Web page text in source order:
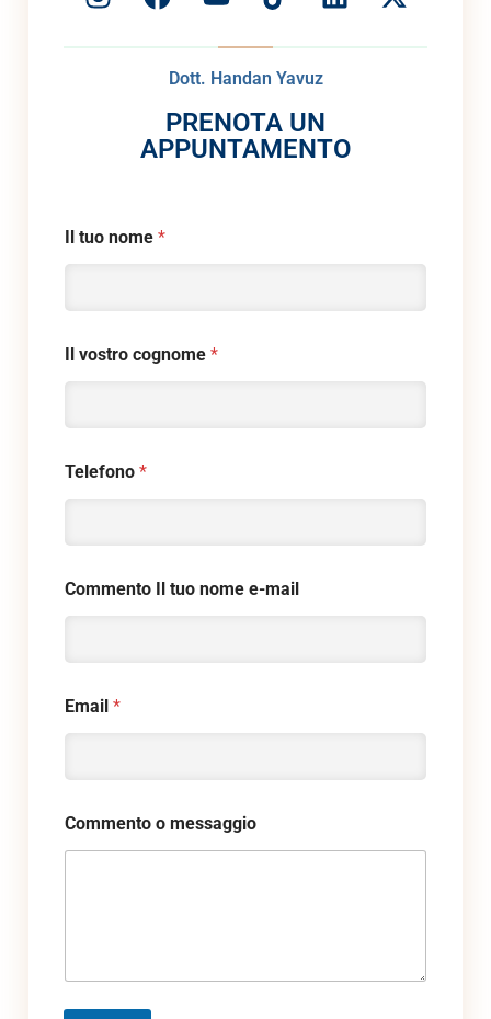
Dott. Handan Yavuz
PRENOTA UN
APPUNTAMENTO
Il tuo nome *
Il vostro cognome *
Telefono *
Commento Il tuo nome e-mail
Email *
Commento o messaggio